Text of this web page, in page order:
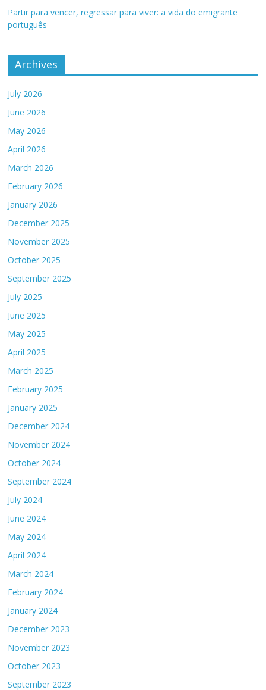
Partir para vencer, regressar para viver: a vida do emigrante
português
Archives
July 2026
June 2026
May 2026
April 2026
March 2026
February 2026
January 2026
December 2025
November 2025
October 2025
September 2025
July 2025
June 2025
May 2025
April 2025
March 2025
February 2025
January 2025
December 2024
November 2024
October 2024
September 2024
July 2024
June 2024
May 2024
April 2024
March 2024
February 2024
January 2024
December 2023
November 2023
October 2023
September 2023